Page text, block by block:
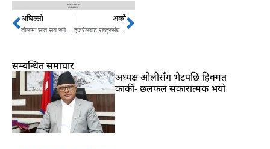
Prev
अघिल्लो
तोलामा सात सय रुपैयाँले बढ्यो सुन, कतिमा हुदैछ कारोबार ?
अर्को
इजरेलबाट राष्ट्रसंघ पनि आजित, बालबालिकामाथि बुल्डोजरNext
सम्बन्धित समाचार
अध्यक्ष ओलीसँग भेटपछि हिक्मत
कार्की- छलफल सकारात्मक भयो